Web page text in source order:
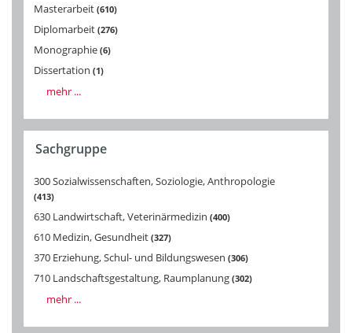
Masterarbeit 610
Diplomarbeit 276
Monographie 6
Dissertation 1
mehr ...
Sachgruppe
300 Sozialwissenschaften, Soziologie, Anthropologie
413
630 Landwirtschaft, Veterinärmedizin 400
610 Medizin, Gesundheit 327
370 Erziehung, Schul- und Bildungswesen 306
710 Landschaftsgestaltung, Raumplanung 302
mehr ...